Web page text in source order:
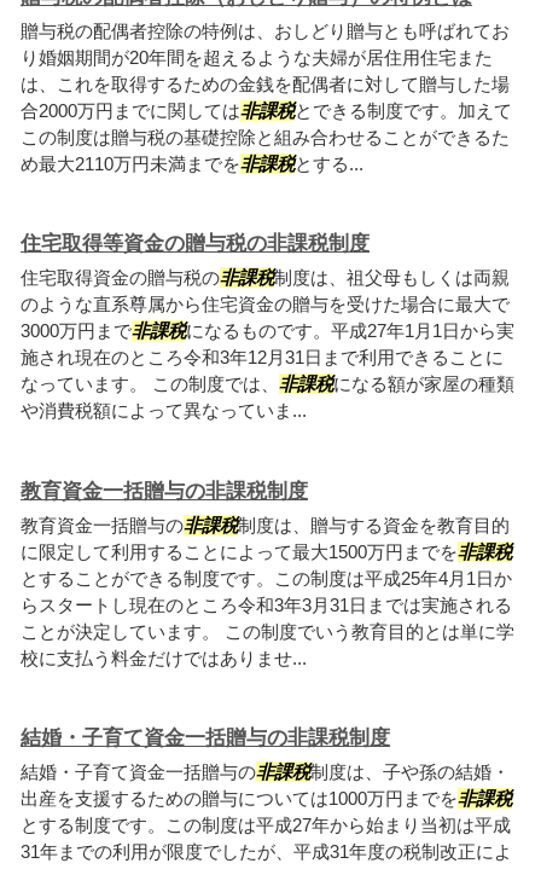
贈与税の配偶者控除の特例は、おしどり贈与とも呼ばれてお
り婚姻期間が20年間を超えるような夫婦が居住用住宅また
は、これを取得するための金銭を配偶者に対して贈与した場
合2000万円までに関しては非課税とできる制度です。加えて
この制度は贈与税の基礎控除と組み合わせることができるた
め最大2110万円未満までを非課税とする...
住宅取得等資金の贈与税の非課税制度
住宅取得資金の贈与税の非課税制度は、祖父母もしくは両親
のような直系尊属から住宅資金の贈与を受けた場合に最大で
3000万円まで非課税になるものです。平成27年1月1日から実
施され現在のところ令和3年12月31日まで利用できることに
なっています。 この制度では、 非課税になる額が家屋の種類
や消費税額によって異なっていま...
教育資金一括贈与の非課税制度
教育資金一括贈与の非課税制度は、贈与する資金を教育目的
に限定して利用することによって最大1500万円までを非課税
とすることができる制度です。この制度は平成25年4月1日か
らスタートし現在のところ令和3年3月31日までは実施される
ことが決定しています。 この制度でいう教育目的とは単に学
校に支払う料金だけではありませ...
結婚・子育て資金一括贈与の非課税制度
結婚・子育て資金一括贈与の非課税制度は、子や孫の結婚・
出産を支援するための贈与については1000万円までを非課税
とする制度です。この制度は平成27年から始まり当初は平成
31年までの利用が限度でしたが、平成31年度の税制改正によ